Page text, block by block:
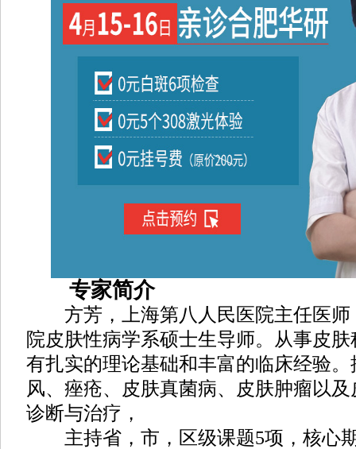
专家简介
方芳，上海第八人民医院主任医师
院皮肤性病学系硕士生导师。从事皮
有扎实的理论基础和丰富的临床经验
风、痤疮、皮肤真菌病、皮肤肿瘤以
诊断与治疗，
主持省，市，区级课题5项，核心